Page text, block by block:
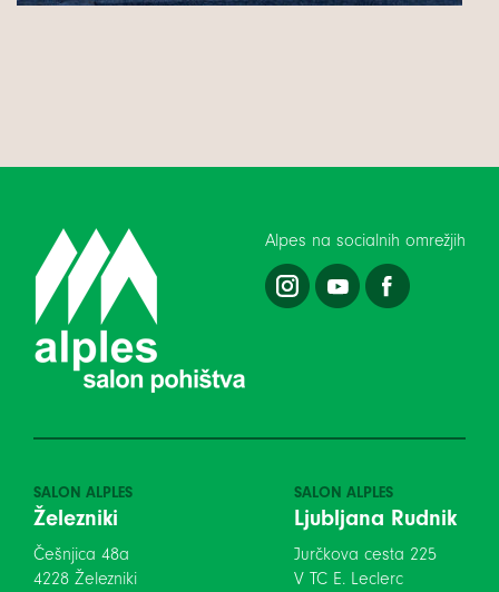
Alpes na socialnih omrežjih
SALON ALPLES
Železniki
Češnjica 48a
4228 Železniki
SALON ALPLES
Ljubljana Rudnik
Jurčkova cesta 225
V TC E. Leclerc